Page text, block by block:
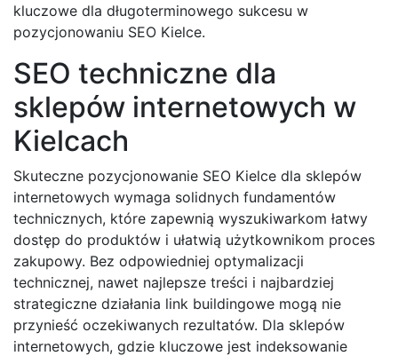
kluczowe dla długoterminowego sukcesu w
pozycjonowaniu SEO Kielce.
SEO techniczne dla
sklepów internetowych w
Kielcach
Skuteczne pozycjonowanie SEO Kielce dla sklepów
internetowych wymaga solidnych fundamentów
technicznych, które zapewnią wyszukiwarkom łatwy
dostęp do produktów i ułatwią użytkownikom proces
zakupowy. Bez odpowiedniej optymalizacji
technicznej, nawet najlepsze treści i najbardziej
strategiczne działania link buildingowe mogą nie
przynieść oczekiwanych rezultatów. Dla sklepów
internetowych, gdzie kluczowe jest indeksowanie